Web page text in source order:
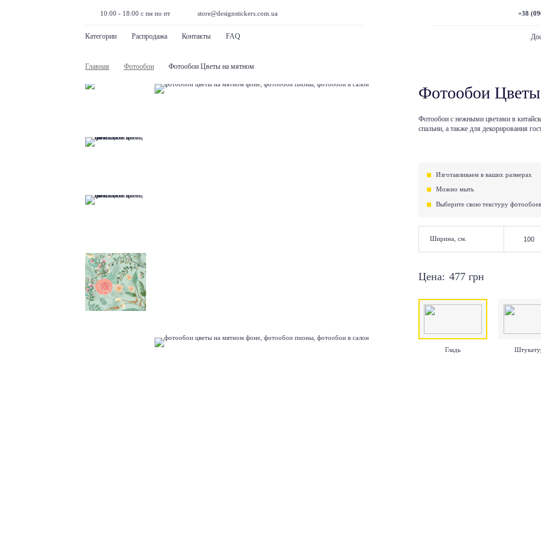
10:00 - 18:00 с пн по пт store@designstickers.com.ua
Категории Распродажа Контакты FAQ
+38
Главная Фотообои Фотообои Цветы на мятном
Фотообои
Фотообои с нежными цветами в
спальни, а также для декорирования
Изготавливаем в ваших размерах
Можно мыть
Выберите свою текстуру
Ширина, см.
Цена: 477 грн
Гладь